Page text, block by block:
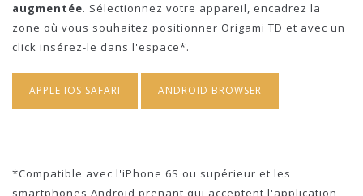
augmentée. Sélectionnez votre appareil, encadrez la
zone où vous souhaitez positionner Origami TD et avec un
click insérez-le dans l'espace*.
APPLE IOS SAFARI ANDROID BROWSER
*Compatible avec l'iPhone 6S ou supérieur et les
smartphones Android prenant qui acceptent l'application